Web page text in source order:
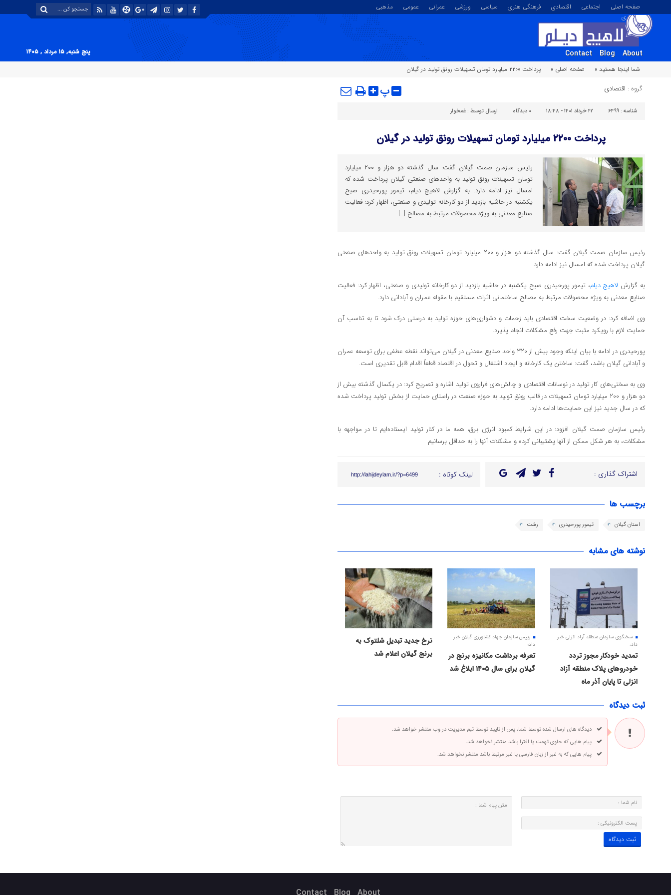
صفحه اصلی اجتماعی اقتصادی فرهنگی هنری سیاسی ورزشی عمرانی عمومی
مذهبی
تصویری
About
Blog
Contact
پنج شنبه, ۱۵ مرداد , ۱۴۰۵
شما اینجا هستید »
صفحه اصلی » پرداخت ۲۲۰۰ میلیارد تومان تسهیلات رونق تولید در گیلان
گروه : اقتصادی پ
شناسه : ۶۴۹۹ ۲۲ خرداد ۱۴۰۱ - ۱۸:۴۸ ۰ دیدگاه ارسال توسط : غمخوار
پرداخت ۲۲۰۰ میلیارد تومان تسهیلات رونق تولید در گیلان
رئیس سازمان صمت گیلان گفت: سال گذشته دو هزار و ۲۰۰ میلیارد
تومان تسهیلات رونق تولید به واحدهای صنعتی گیلان پرداخت شده که
امسال نیز ادامه دارد. به گزارش لاهیج دیلم، تیمور پورحیدری صبح
یکشنبه در حاشیه بازدید از دو کارخانه تولیدی و صنعتی، اظهار کرد: فعالیت
صنایع معدنی به ویژه محصولات مرتبط به مصالح […]
رئیس سازمان صمت گیلان گفت: سال گذشته دو هزار و ۲۰۰ میلیارد تومان تسهیلات رونق تولید به واحدهای صنعتی
گیلان پرداخت شده که امسال نیز ادامه دارد.
به گزارش لاهیج دیلم، تیمور پورحیدری صبح یکشنبه در حاشیه بازدید از دو کارخانه تولیدی و صنعتی، اظهار کرد: فعالیت
صنایع معدنی به ویژه محصولات مرتبط به مصالح ساختمانی اثرات مستقیم با مقوله عمران و آبادانی دارد.
وی اضافه کرد: در وضعیت سخت اقتصادی باید زحمات و دشواری‌های حوزه تولید به درستی درک شود تا به تناسب آن
حمایت لازم با رویکرد مثبت جهت رفع مشکلات انجام پذیرد.
پورحیدری در ادامه با بیان اینکه وجود بیش از ۳۲۰ واحد صنایع معدنی در گیلان می‌تواند نقطه عطفی برای توسعه عمران
و آبادانی گیلان باشد، گفت: ساختن یک کارخانه و ایجاد اشتغال و تحول در اقتصاد قطعاً اقدام قابل تقدیری است.
وی به سختی‌های کار تولید در نوسانات اقتصادی و چالش‌های فراروی تولید اشاره و تصریح کرد: در یکسال گذشته بیش از
دو هزار و ۲۰۰ میلیارد تومان تسهیلات در قالب رونق تولید به حوزه صنعت در راستای حمایت از بخش تولید پرداخت شده
که در سال جدید نیز این حمایت‌ها ادامه دارد.
رئیس سازمان صمت گیلان افزود: در این شرایط کمبود انرژی برق، همه ما در کنار تولید ایستاده‌ایم تا در مواجهه با
مشکلات، به هر شکل ممکن از آنها پشتیبانی کرده و مشکلات آنها را به حداقل برسانیم
اشتراک گذاری : لینک کوتاه : http://lahijdeylam.ir/?p=6499
برچسب ها
استان گیلان تیمور پورحیدری رشت
نوشته های مشابه
سخنگوی سازمان منطقه آزاد انزلی خبر
داد:
تمدید خودکار مجوز تردد
خودروهای پلاک منطقه آزاد
انزلی تا پایان آذر ماه
رییس سازمان جهاد کشاورزی گیلان خبر
داد؛
تعرفه برداشت مکانیزه برنج در
گیلان برای سال ۱۴۰۵ ابلاغ شد
نرخ جدید تبدیل شلتوک به
برنج گیلان اعلام شد
ثبت دیدگاه
دیدگاه های ارسال شده توسط شما، پس از تایید توسط تیم مدیریت در وب منتشر خواهد شد.
پیام هایی که حاوی تهمت یا افترا باشد منتشر نخواهد شد.
پیام هایی که به غیر از زبان فارسی یا غیر مرتبط باشد منتشر نخواهد شد.